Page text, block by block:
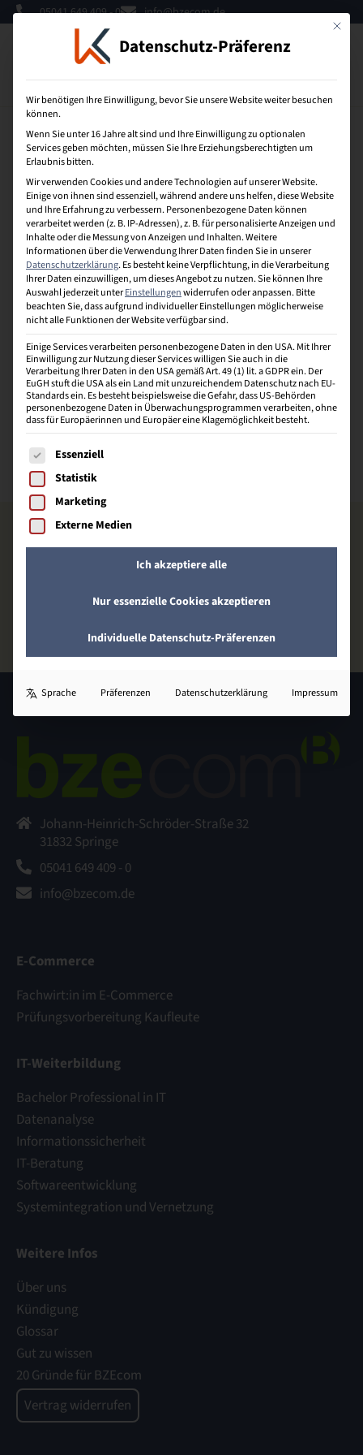
05041 649 409 - 0 info@bzecom.de
Bewertungsstimmen – Kaufleute E-Commerce #3
Bewertungsstimmen – Kaufleute E-Commerce #7
Bewertungsstimmen – Kaufleute E-Commerce #5
Bewertungsstimmen – Kaufleute E-Commerce #4
Bewertungsstimmen – Kaufleute E-Commerce #2
Bewertungsstimmen – Kaufleute E-Commerce #1
Johann-Heinrich-Schröder-Straße 32
31832 Springe
05041 649 409 - 0
info@bzecom.de
E-Commerce
Fachwirt:in im E-Commerce
Prüfungsvorbereitung Kaufleute
IT-Weiterbildung
Bachelor Professional in IT
Datenanalyse
Informationssicherheit
IT-Beratung
Softwareentwicklung
Systemintegration und Vernetzung
Weitere Infos
Über uns
Kündigung
Glossar
Gut zu wissen
20 Gründe für BZEcom
Vertrag widerrufen
Mit
Datenschutz-Präferenz
Wir benötigen Ihre Einwilligung, bevor Sie unsere Website weiter besuchen
können.
Wenn Sie unter 16 Jahre alt sind und Ihre Einwilligung zu optionalen
Services geben möchten, müssen Sie Ihre Erziehungsberechtigten um
Erlaubnis bitten.
Wir verwenden Cookies und andere Technologien auf unserer Website.
Einige von ihnen sind essenziell, während andere uns helfen, diese Website
und Ihre Erfahrung zu verbessern.Personenbezogene Daten können
verarbeitet werden (z. B. IP-Adressen), z. B. für personalisierte Anzeigen und
Inhalte oder die Messung von Anzeigen und Inhalten.Weitere
Informationen über die Verwendung Ihrer Daten finden Sie in unserer
Datenschutzerklärung.Es besteht keine Verpflichtung, in die Verarbeitung
Ihrer Daten einzuwilligen, um dieses Angebot zu nutzen.Sie können Ihre
Auswahl jederzeit unterEinstellungenwiderrufen oder anpassen.Bitte
beachten Sie, dass aufgrund individueller Einstellungen möglicherweise
nicht alle Funktionen der Website verfügbar sind.
Einige Services verarbeiten personenbezogene Daten in den USA. Mit Ihrer
Einwilligung zur Nutzung dieser Services willigen Sie auch in die
Verarbeitung Ihrer Daten in den USA gemäß Art. 49 (1) lit. a GDPR ein. Der
EuGH stuft die USA als ein Land mit unzureichendem Datenschutz nach EU-
Standards ein. Es besteht beispielsweise die Gefahr, dass US-Behörden
personenbezogene Daten in Überwachungsprogrammen verarbeiten, ohne
dass für Europäerinnen und Europäer eine Klagemöglichkeit besteht.
Es folgt eine Liste der Service-Gruppen, für die eine
Essenziell
Statistik
Marketing
Externe Medien
Ich akzeptiere alle
Nur essenzielle Cookies akzeptieren
Individuelle Datenschutz-Präferenzen
Sprache Präferenzen Datenschutzerklärung Impressum